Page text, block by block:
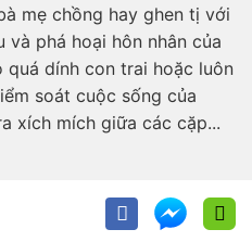
mẹ chồng hay ghen tị với
và phá hoại hôn nhân của
quá dính con trai hoặc luôn
soát cuộc sống của
xích mích giữa các cặp...